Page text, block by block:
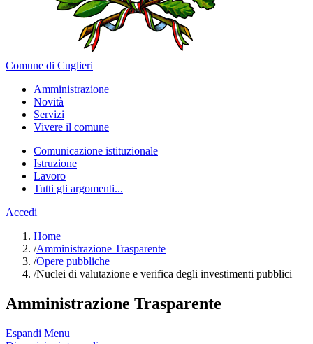
Comune di Cuglieri
Amministrazione
Novità
Servizi
Vivere il comune
Comunicazione istituzionale
Istruzione
Lavoro
Tutti gli argomenti...
Accedi
Home
/Amministrazione Trasparente
/Opere pubbliche
/Nuclei di valutazione e verifica degli investimenti pubblici
Amministrazione Trasparente
Espandi Menu